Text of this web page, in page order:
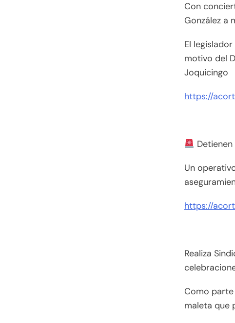
Con
González a
El
motivo del
Joquicingo
https://
Un
https://
Realiza
Como
maleta que